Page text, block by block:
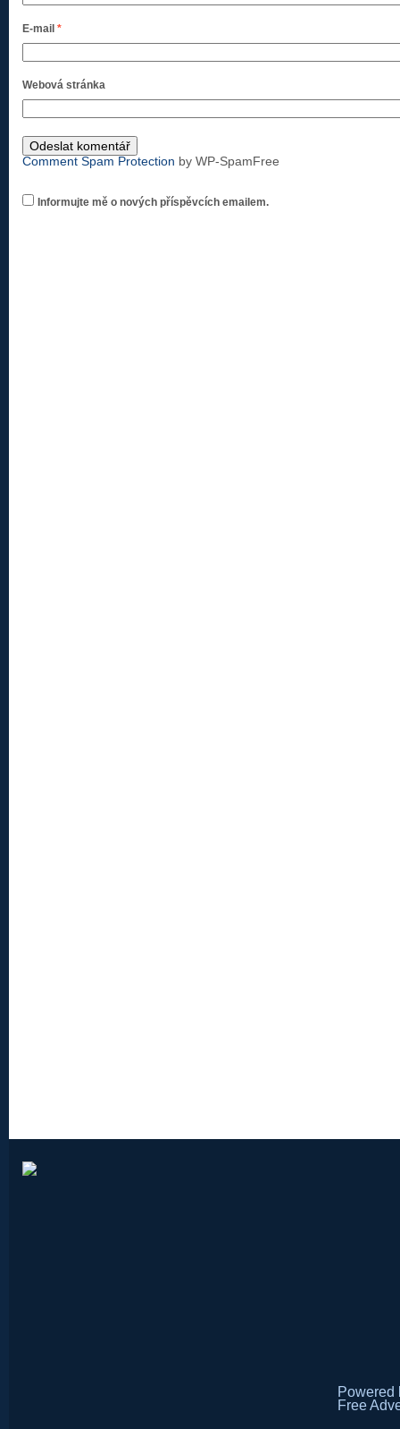
E-mail *
Webová stránka
Comment Spam Protection by WP-SpamFree
Informujte mě o nových příspěvcích emailem.
Powered
Free